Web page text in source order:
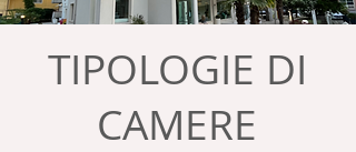
TIPOLOGIE DI
CAMERE